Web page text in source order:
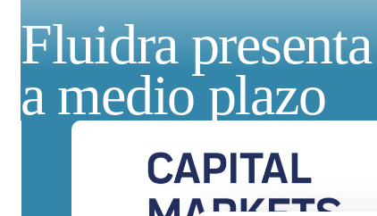
Fluidra
a medio plazo